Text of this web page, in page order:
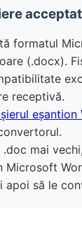
formatul
(.docx).
receptivă.
eșantion
mai
Microsoft
apoi să le